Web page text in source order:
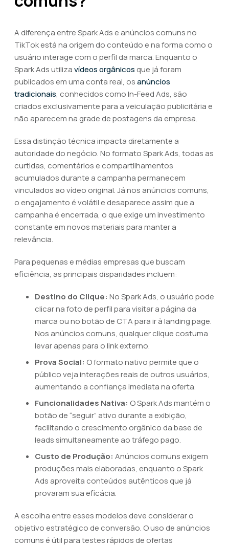
A diferença entre Spark Ads e anúncios comuns no
TikTok está na origem do conteúdo e na forma como o
usuário interage com o perfil da marca. Enquanto o
Spark Ads utilizavídeos orgânicos que já foram
publicados em uma conta real, osanúncios
tradicionais, conhecidos como In-Feed Ads, são
criados exclusivamente para a veiculação publicitária e
não aparecem na grade de postagens da empresa.
Essa distinção técnica impacta diretamente a
autoridade do negócio. No formato Spark Ads, todas as
curtidas, comentários e compartilhamentos
acumulados durante a campanha permanecem
vinculados ao vídeo original. Já nos anúncios comuns,
o engajamento é volátil e desaparece assim que a
campanha é encerrada, o que exige um investimento
constante em novos materiais para manter a
relevância.
Para pequenas e médias empresas que buscam
eficiência, as principais disparidades incluem:
Destino do Clique: No Spark Ads, o usuário pode
clicar na foto de perfil para visitar a página da
marca ou no botão de CTA para ir à landing page.
Nos anúncios comuns, qualquer clique costuma
levar apenas para o link externo.
Prova Social: O formato nativo permite que o
público veja interações reais de outros usuários,
aumentando a confiança imediata na oferta.
Funcionalidades Nativa: O Spark Ads mantém o
botão de “seguir” ativo durante a exibição,
facilitando o crescimento orgânico da base de
leads simultaneamente ao tráfego pago.
Custo de Produção: Anúncios comuns exigem
produções mais elaboradas, enquanto o Spark
Ads aproveita conteúdos autênticos que já
provaram sua eficácia.
A escolha entre esses modelos deve considerar o
objetivo estratégico de conversão. O uso de anúncios
comuns é útil para testes rápidos de ofertas